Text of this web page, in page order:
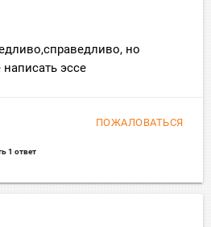
но
эссе
ПОЖАЛОВАТЬСЯ
1 ответ